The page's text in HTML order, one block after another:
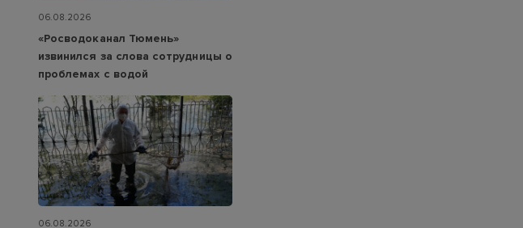
06.08.2026
«Росводоканал Тюмень»
извинился за слова сотрудницы о
проблемах с водой
06.08.2026